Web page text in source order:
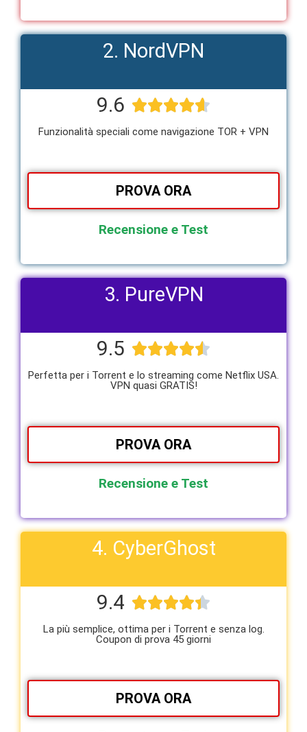
2. NordVPN
9.6 
Funzionalità speciali come navigazione TOR + VPN
PROVA ORA
Recensione e Test
3. PureVPN
9.5 
Perfetta per i Torrent e lo streaming come Netflix USA.
VPN quasi GRATIS!
PROVA ORA
Recensione e Test
4. CyberGhost
9.4 
La più semplice, ottima per i Torrent e senza log.
Coupon di prova 45 giorni
PROVA ORA